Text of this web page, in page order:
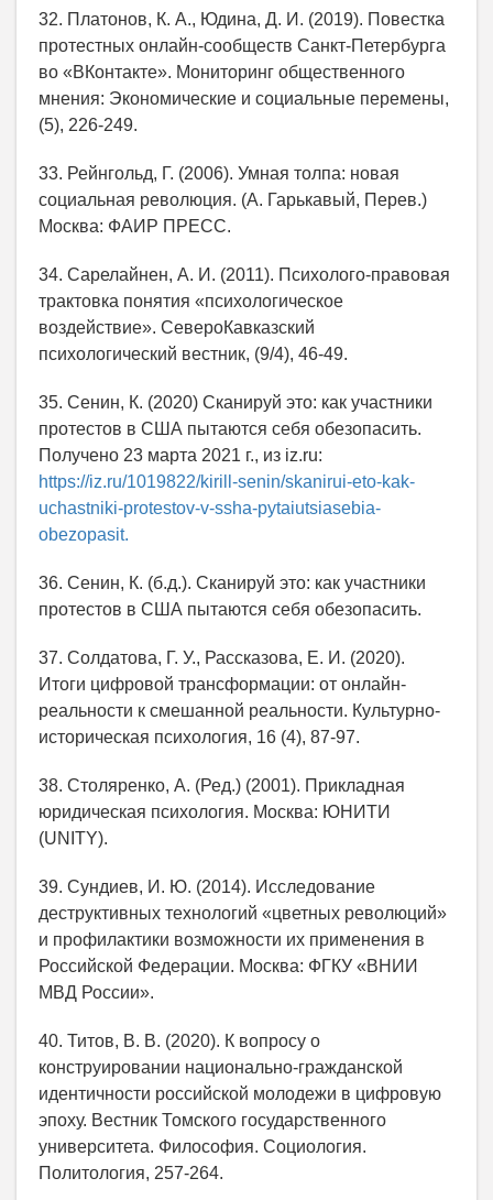
32. Платонов, К. А., Юдина, Д. И. (2019). Повестка
протестных онлайн-сообществ Санкт-Петербурга
во «ВКонтакте». Мониторинг общественного
мнения: Экономические и социальные перемены,
(5), 226-249.
33. Рейнгольд, Г. (2006). Умная толпа: новая
социальная революция. (А. Гарькавый, Перев.)
Москва: ФАИР ПРЕСС.
34. Сарелайнен, А. И. (2011). Психолого-правовая
трактовка понятия «психологическое
воздействие». СевероКавказский
психологический вестник, (9/4), 46-49.
35. Сенин, К. (2020) Сканируй это: как участники
протестов в США пытаются себя обезопасить.
Получено 23 марта 2021 г., из iz.ru:
https://iz.ru/1019822/kirill-senin/skanirui-eto-kak-
uchastniki-protestov-v-ssha-pytaiutsiasebia-
obezopasit.
36. Сенин, К. (б.д.). Сканируй это: как участники
протестов в США пытаются себя обезопасить.
37. Солдатова, Г. У., Рассказова, Е. И. (2020).
Итоги цифровой трансформации: от онлайн-
реальности к смешанной реальности. Культурно-
историческая психология, 16 (4), 87-97.
38. Столяренко, А. (Ред.) (2001). Прикладная
юридическая психология. Москва: ЮНИТИ
(UNITY).
39. Сундиев, И. Ю. (2014). Исследование
деструктивных технологий «цветных революций»
и профилактики возможности их применения в
Российской Федерации. Москва: ФГКУ «ВНИИ
МВД России».
40. Титов, В. В. (2020). К вопросу о
конструировании национально-гражданской
идентичности российской молодежи в цифровую
эпоху. Вестник Томского государственного
университета. Философия. Социология.
Политология, 257-264.